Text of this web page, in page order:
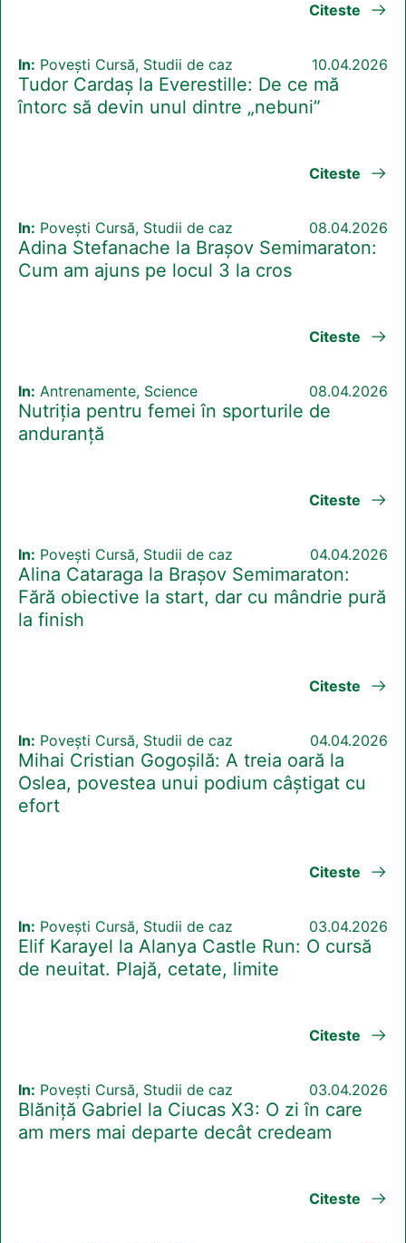
Citeste
In: Povești Cursă, Studii de caz 10.04.2026
Tudor Cardaș la Everestille: De ce mă
întorc să devin unul dintre „nebuni”
Citeste
In: Povești Cursă, Studii de caz 08.04.2026
Adina Stefanache la Brașov Semimaraton:
Cum am ajuns pe locul 3 la cros
Citeste
In: Antrenamente, Science 08.04.2026
Nutriția pentru femei în sporturile de
anduranță
Citeste
In: Povești Cursă, Studii de caz 04.04.2026
Alina Cataraga la Brașov Semimaraton:
Fără obiective la start, dar cu mândrie pură
la finish
Citeste
In: Povești Cursă, Studii de caz 04.04.2026
Mihai Cristian Gogoșilă: A treia oară la
Oslea, povestea unui podium câștigat cu
efort
Citeste
In: Povești Cursă, Studii de caz 03.04.2026
Elif Karayel la Alanya Castle Run: O cursă
de neuitat. Plajă, cetate, limite
Citeste
In: Povești Cursă, Studii de caz 03.04.2026
Blăniță Gabriel la Ciucas X3: O zi în care
am mers mai departe decât credeam
Citeste